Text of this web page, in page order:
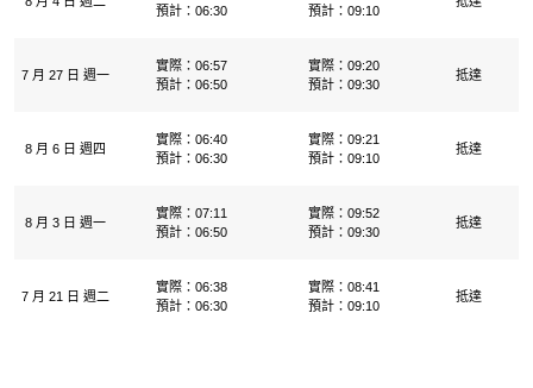
預計：06:30
預計：09:10
7 月 27 日 週一
實際：06:57
預計：06:50
實際：09:20
預計：09:30
抵達
8 月 6 日 週四
實際：06:40
預計：06:30
實際：09:21
預計：09:10
抵達
8 月 3 日 週一
實際：07:11
預計：06:50
實際：09:52
預計：09:30
抵達
7 月 21 日 週二
實際：06:38
預計：06:30
實際：08:41
預計：09:10
抵達